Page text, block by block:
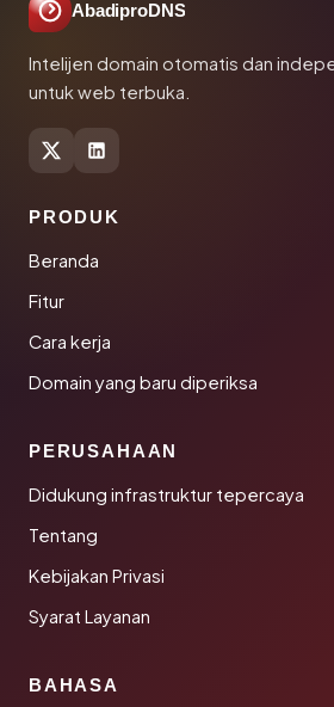
AbadiproDNS
Intelijen domain otomatis dan
untuk web terbuka.
PRODUK
Beranda
Fitur
Cara kerja
Domain yang baru diperiksa
PERUSAHAAN
Didukung infrastruktur tepercaya
Tentang
Kebijakan Privasi
Syarat Layanan
BAHASA